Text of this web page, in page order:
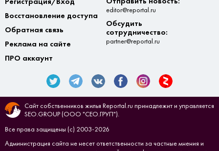
Восстановление доступа
Обратная связь
Реклама на сайте
ПРО аккаунт
editor@reportal.ru
Обсудить
сотрудничество:
partner@reportal.ru
Сайт собственников жилья Reportal.ru принадлежит и управляется
SEO.GROUP (ООО "СЕО.ГРУП").
Все права защищены (с) 2003-2026
Администрация сайта не несет ответственности за частные мнения и